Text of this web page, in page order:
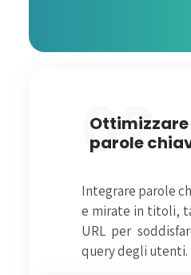
02
Ottimizzare
parole
Integrare parole
e mirate in titoli,
URL per
query degli utenti.